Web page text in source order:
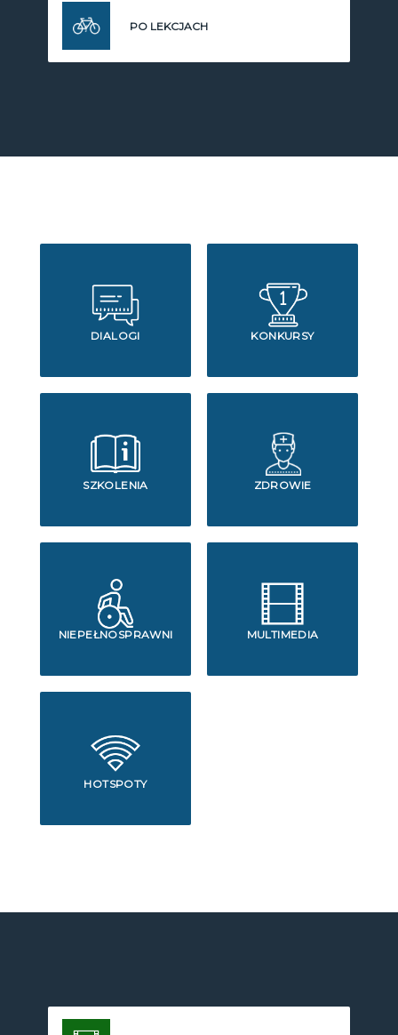
PO LEKCJACH
DIALOGI KONKURSY
SZKOLENIA ZDROWIE
NIEPEŁNOSPRAWNI MULTIMEDIA
HOTSPOTY